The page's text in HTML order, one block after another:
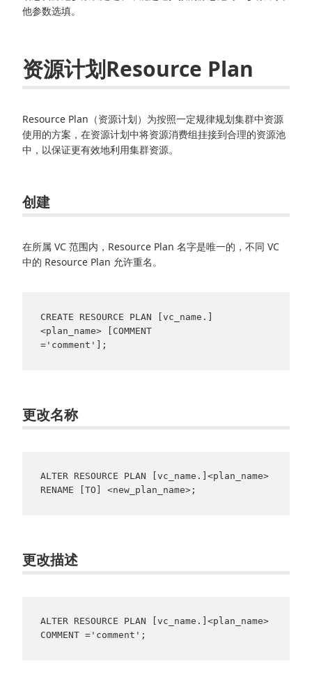
他参数选填。
资源计划Resource Plan
Resource Plan（资源计划）为按照一定规律规划集群中资源
使用的方案，在资源计划中将资源消费组挂接到合理的资源池
中，以保证更有效地利用集群资源。
创建
在所属 VC 范围内，Resource Plan 名字是唯一的，不同 VC
中的 Resource Plan 允许重名。
CREATE RESOURCE PLAN [vc_name.]
<plan_name> [COMMENT
='comment'];
更改名称
ALTER RESOURCE PLAN [vc_name.]<plan_name>
RENAME [TO] <new_plan_name>;
更改描述
ALTER RESOURCE PLAN [vc_name.]<plan_name>